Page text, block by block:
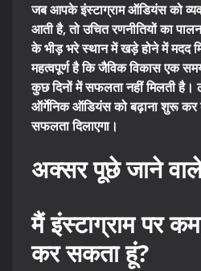
जब आपके इंस्टाग्राम ऑडियंस को
आती है, तो उचित रणनीतियों का
के भीड़ भरे स्थान में खड़े होने में मदद
महत्वपूर्ण है कि जैविक विकास एक
कुछ दिनों में सफलता नहीं मिलती
ऑर्गेनिक ऑडियंस को बढ़ाना शुरू कर
सफलता दिलाएगा।
अक्सर पूछे जाने
मैं इंस्टाग्राम पर
कर सकता हूं?